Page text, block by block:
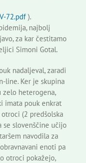
72.pdf).
najbolj
za kar čestitamo
Simoni Gotal.
nadaljeval, zaradi
line. Ker je skupina
zelo heterogena,
imata pouk enkrat
(2 predšolska
se slovenščine učijo
navodila za
enoti pa
otroci pokažejo,